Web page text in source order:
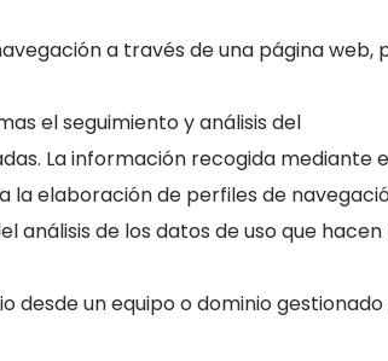
a través de una página
el seguimiento y análisis del
La información recogida mediante
elaboración de perfiles de
de los datos de uso que hacen
desde un equipo o dominio